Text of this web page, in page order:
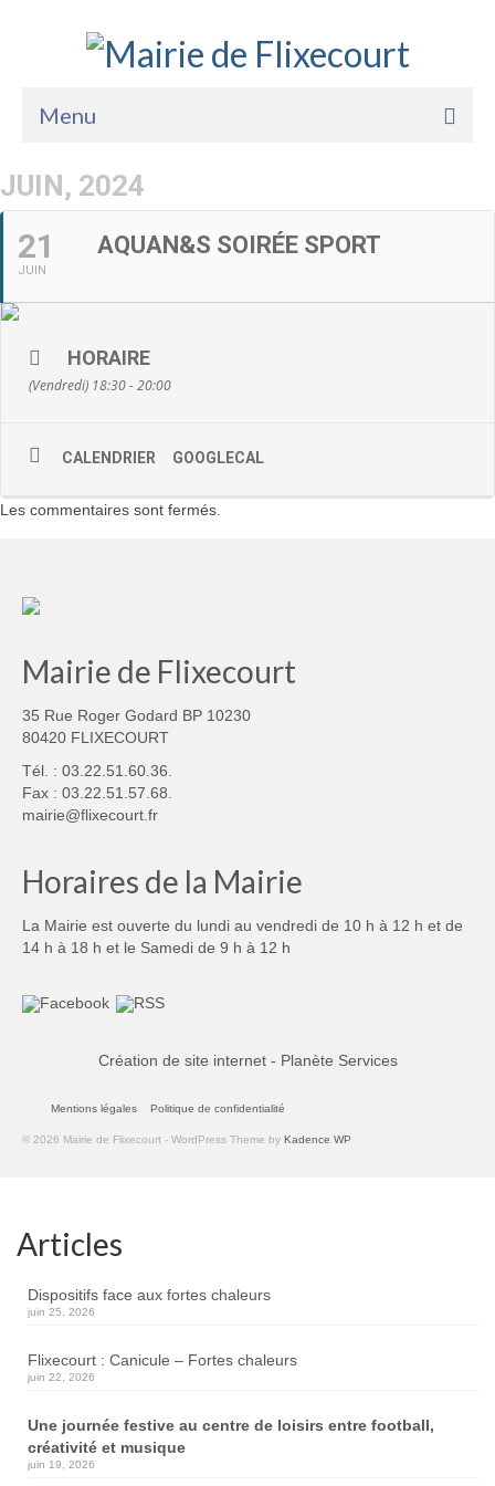
Menu
Accueil
Enfance Jeunesse
JUIN, 2024
21
JUIN
AQUAN&S SOIRÉE SPORT
HORAIRE
(Vendredi) 18:30 - 20:00
CALENDRIER GOOGLECAL
Les commentaires sont fermés.
Mairie de Flixecourt
35 Rue Roger Godard BP 10230
80420 FLIXECOURT
Tél. : 03.22.51.60.36.
Fax : 03.22.51.57.68.
mairie@flixecourt.fr
Horaires de la Mairie
La Mairie est ouverte du lundi au vendredi de 10 h à 12 h et de
14 h à 18 h et le Samedi de 9 h à 12 h
Création de site internet - Planète Services
Mentions légales Politique de confidentialité
© 2026 Mairie de Flixecourt - WordPress Theme by Kadence WP
Articles
Dispositifs face aux fortes chaleurs
juin 25, 2026
Flixecourt : Canicule – Fortes chaleurs
juin 22, 2026
Une journée festive au centre de loisirs entre football,
créativité et musique
juin 19, 2026